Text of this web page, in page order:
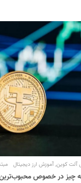
آلت کوین,آموزش ارز دیجیتال
در خصوص محبوب‌ترین